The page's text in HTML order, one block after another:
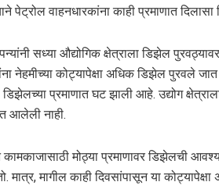
वाहनधारकांना काही प्रमाणात
सध्या औद्योगिक क्षेत्राला डिझेल
नेहमीच्या कोट्यापेक्षा अधिक डिझेल पुरवले
डिझेलच्या प्रमाणात घट झाली आहे. उद्योग
आलेली नाही.
मोठ्या प्रमाणावर डिझेलची
मात्र, मागील काही दिवसांपासून या